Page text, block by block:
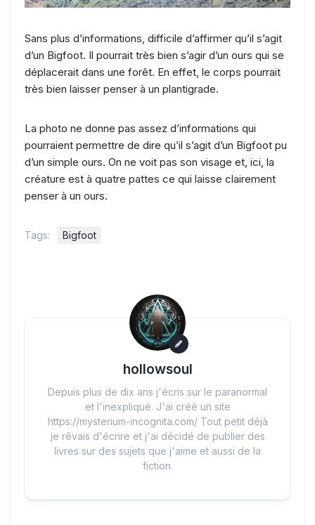
Sans plus d’informations, difficile d’affirmer qu’il s’agit
d’un Bigfoot. Il pourrait très bien s’agir d’un ours qui se
déplacerait dans une forêt. En effet, le corps pourrait
très bien laisser penser à un plantigrade.
La photo ne donne pas assez d’informations qui
pourraient permettre de dire qu’il s’agit d’un Bigfoot pu
d’un simple ours. On ne voit pas son visage et, ici, la
créature est à quatre pattes ce qui laisse clairement
penser à un ours.
Tags: Bigfoot
hollowsoul
Depuis plus de dix ans j'écris sur le paranormal
et l'inexpliqué. J'ai créé un site
https://mysterium-incognita.com/ Tout petit déjà
je rêvais d'écrire et j'ai décidé de publier des
livres sur des sujets que j'aime et aussi de la
fiction.